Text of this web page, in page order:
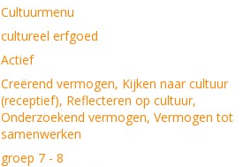
Cultuurmenu
cultureel erfgoed
Actief
Creërend vermogen, Kijken naar cultuur
(receptief), Reflecteren op cultuur,
Onderzoekend vermogen, Vermogen tot
samenwerken
groep 7 - 8